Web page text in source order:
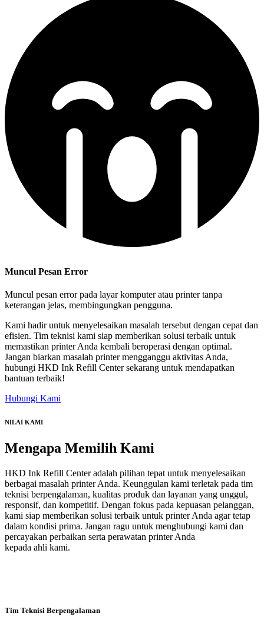
Muncul Pesan Error
Muncul pesan error pada layar komputer atau printer tanpa
keterangan jelas, membingungkan pengguna.
Kami hadir untuk menyelesaikan masalah tersebut dengan cepat dan
efisien. Tim teknisi kami siap memberikan solusi terbaik untuk
memastikan printer Anda kembali beroperasi dengan optimal.
Jangan biarkan masalah printer mengganggu aktivitas Anda,
hubungi HKD Ink Refill Center sekarang untuk mendapatkan
bantuan terbaik!
Hubungi Kami
NILAI KAMI
Mengapa Memilih Kami
HKD Ink Refill Center adalah pilihan tepat untuk menyelesaikan
berbagai masalah printer Anda. Keunggulan kami terletak pada tim
teknisi berpengalaman, kualitas produk dan layanan yang unggul,
responsif, dan kompetitif. Dengan fokus pada kepuasan pelanggan,
kami siap memberikan solusi terbaik untuk printer Anda agar tetap
dalam kondisi prima. Jangan ragu untuk menghubungi kami dan
percayakan perbaikan serta perawatan printer Anda
kepada ahli kami.
Tim Teknisi Berpengalaman